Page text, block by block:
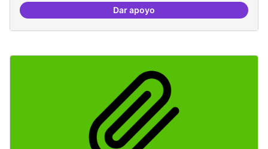
Dar apoyoBar obert i dinamitzat